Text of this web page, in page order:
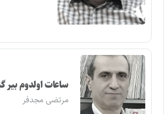
ساعات اولدوم
مرتضی مجدفر